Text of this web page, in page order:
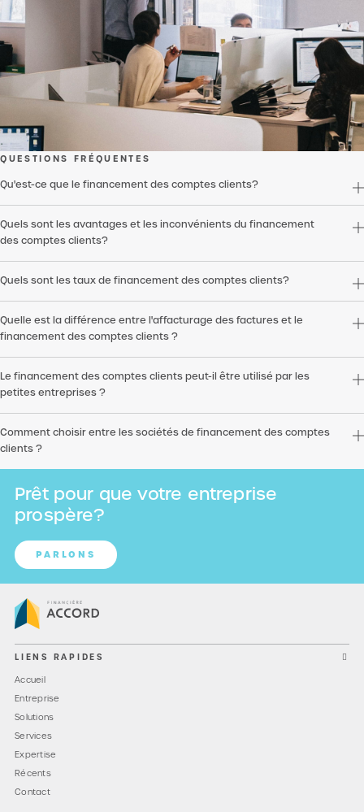
QUESTIONS FRÉQUENTES
Qu'est-ce que le financement des comptes clients?
Quels sont les avantages et les inconvénients du financement
des comptes clients?
Quels sont les taux de financement des comptes clients?
Quelle est la différence entre l'affacturage des factures et le
financement des comptes clients ?
Le financement des comptes clients peut-il être utilisé par les
petites entreprises ?
Comment choisir entre les sociétés de financement des comptes
clients ?
Prêt pour que votre entreprise
prospère?
PARLONS
LIENS RAPIDES
Accueil
Entreprise
Solutions
Services
Expertise
Récents
Contact